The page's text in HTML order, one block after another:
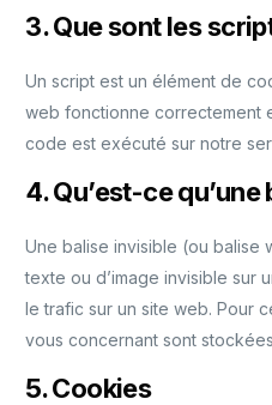
3. Que sont les
Un script est un élément de
web fonctionne correctement
code est exécuté sur notre
4. Qu’est-ce
Une balise invisible (ou balise
texte ou d’image invisible sur
le trafic sur un site web. Pour
vous concernant sont
5. Cookies